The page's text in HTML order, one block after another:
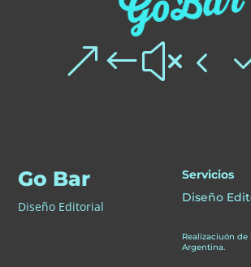
Go Bar
Diseño Editorial
Servicios
Diseño
Realizaciuón de
Argentina.